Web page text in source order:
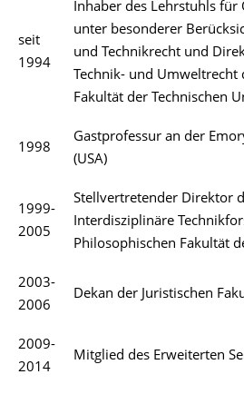
seit
1994
Inhaber des Lehrstuhls für
unter besonderer
und Technikrecht und
Technik- und Umweltrecht
Fakultät der Technischen
1998
Gastprofessur an der
(USA)
1999-
2005
Stellvertretender Direktor
Interdisziplinäre
Philosophischen Fakultät
2003-
2006
Dekan der Juristischen
2009-
2014
Mitglied des Erweiterten